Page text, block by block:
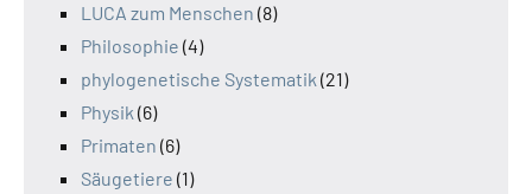
LUCA zum Menschen (8)
Philosophie (4)
phylogenetische Systematik (21)
Physik (6)
Primaten (6)
Säugetiere (1)